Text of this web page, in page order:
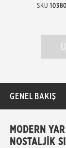
SKU
GENEL BAKIŞ
MODERN
NOSTALJİK